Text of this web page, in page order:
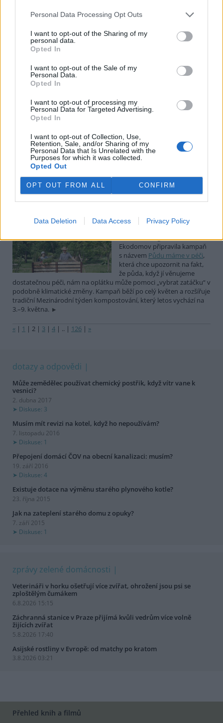
Personal Data Processing Opt Outs
I want to opt-out of the Sharing of my
personal data.
Opted In
I want to opt-out of the Sale of my
Personal Data.
Opted In
I want to opt-out of processing my
Personal Data for Targeted Advertising.
Opted In
I want to opt-out of Collection, Use,
Retention, Sale, and/or Sharing of my
Personal Data that Is Unrelated with the
Purposes for which it was collected.
Opted Out
OPT OUT FROM ALL CONFIRM
Data Deletion Data Access Privacy Policy
nádobí a další vybavení. Třeba na svatební hostinu nebo rodinnou
Děti nepotřebují tablet, aby rozuměly digitálnímu
6.5.2026 | PRAHA (Ekolist.cz )
Diskuse: 2
Mezinárodní den lesních
mateřských škol
, který se
otevřel otázku, kde u malých dětí skutečně vznikají základy
digitálních kompetencí. Ty jsou nově součástí Rámcového
vzdělávacího programu pro předškolní vzdělávání. Podle
odborníků se ale nerozvíjejí primárně při práci s technologiemi.
Věnujme půdě dostatečnou péči, třiďme bioodpad a
4.5.2026 | PRAHA (Ekolist.cz
)
Nezisková organizace
Ekodomov připravila kampaň
s názvem Půdu máme v péči,
která chce upozornit na fakt,
že půda, když jí věnujeme
dostatečnou péči, nám na oplátku může pomoci „vybrat zatáčku“ v
podobně klimatické změny. Kampaň běží po celý květen a rozšířuje
tradiční Mezinárodní týden kompostování, který letos vychází na
3.–9. května.
« | 1 | 2 | 3 | 4 | .. | 126 | »
dotazy a odpovědi
Může zemědělec používat chemický postřik, když vítr vane k
vesnici?
2. dubna 2017
Diskuse: 3
Musím mít revizi na kotel, když ho nepoužívám?
7. listopadu 2016
Diskuse: 1
Přepojení domácí ČOV na obecní kanalizaci: musím?
19. září 2016
Diskuse: 4
Existuje dotace na výměnu starého plynového kotle?
23. října 2015
Jak na zateplení starého domu z opuky?
7. září 2015
Diskuse: 1
zprávy zelené domácnosti
Veterináři v horku ošetřují více zvířat, ohrožení jsou psi se
zploštělým čumákem
6.8.2026 15:15
Záchranná stanice v Praze přijímá kvůli vedrům více volně
žijících zvířat
5.8.2026 17:40
Asijské rostliny v Evropě: od matchy po kratom
3.8.2026 03:21
Přehled knih a filmů